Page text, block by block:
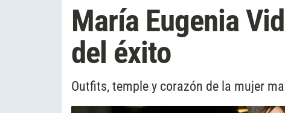
María Eugenia
del éxito
Outfits, temple y corazón de la mujer